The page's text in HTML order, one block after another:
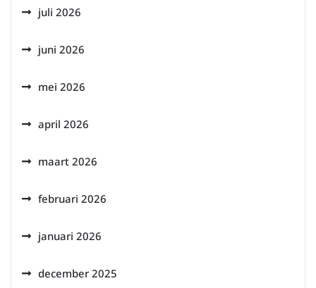
juli 2026
juni 2026
mei 2026
april 2026
maart 2026
februari 2026
januari 2026
december 2025